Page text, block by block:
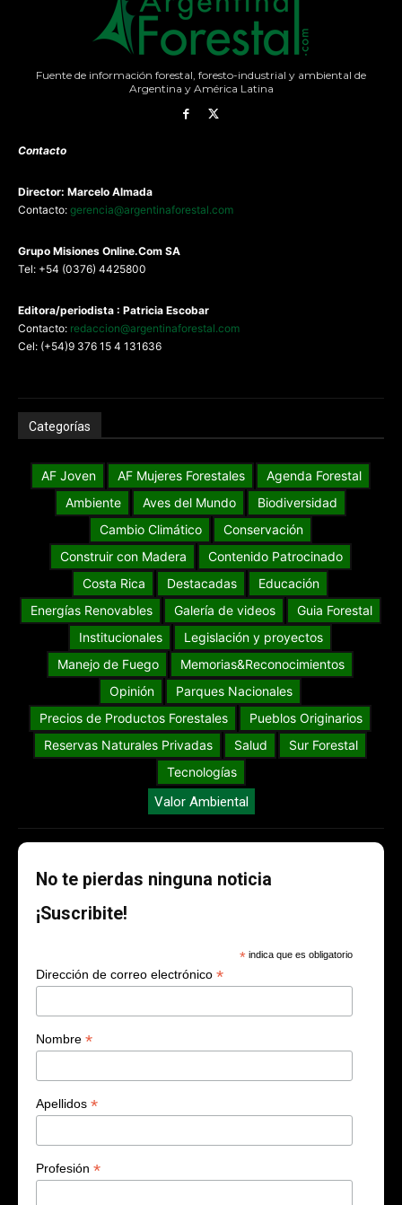
Fuente de información forestal, foresto-industrial y ambiental de
Argentina y América Latina
Contacto
Director: Marcelo Almada
Contacto: gerencia@argentinaforestal.com
Grupo Misiones Online.Com SA
Tel: +54 (0376) 4425800
Editora/periodista : Patricia Escobar
Contacto: redaccion@argentinaforestal.com
Cel: (+54)9 376 15 4 131636
Categorías
AF Joven AF Mujeres Forestales
Agenda Forestal
Ambiente
Aves del Mundo
Biodiversidad
Cambio Climático
Conservación
Construir con Madera
Contenido Patrocinado
Costa Rica
Destacadas
Educación
Energías Renovables
Galería de videos
Guia Forestal
Institucionales
Legislación y proyectos
Manejo de Fuego
Memorias&Reconocimientos
Opinión
Parques Nacionales
Precios de Productos Forestales
Pueblos Originarios
Reservas Naturales Privadas
Salud
Sur Forestal
Tecnologías
Valor Ambiental
No te pierdas ninguna noticia
¡Suscribite!
* indica que es obligatorio
Dirección de correo electrónico *
Nombre *
Apellidos *
Profesión *